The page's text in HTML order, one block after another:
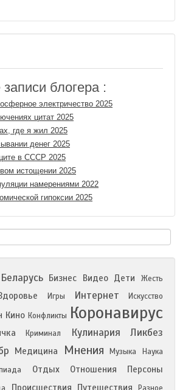
блогера :
электричество 2025
цитат 2025
где я жил 2025
денег 2025
в СССР 2025
истощении 2025
намерениями 2022
гипоксии 2025
Беларусь Бизнес Видео Дети
Жесть
Игры Интернет Искусство
Кино Конфликты Коронавирус
Криминал Кулинария Ликбез
Медицина Мнения Музыка Наука
Отдых Отношения Персоны
Происшествия Путешествия